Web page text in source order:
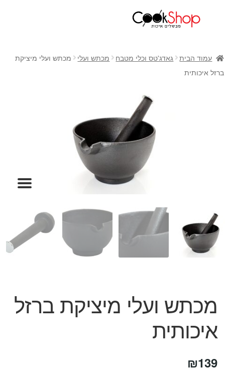
חנות
כלי בישול
מוצרי חשמל למטבח
גאדג'טס וכלי מטבח
כלי בית
המותגים שלנו
חגים
מתנות לחנוכת בית
מאמרים
עגלת קניות
תשלום
עמוד הבית גאדג'טס וכלי מטבח מכתש ועלי
מכתש ועלי מיציקת
ברזל איכותית
מכתש ועלי מיציקת ברזל
איכותית
₪139